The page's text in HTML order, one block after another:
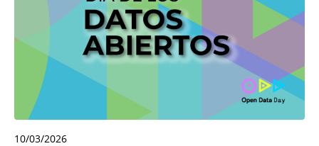
10/03/2026